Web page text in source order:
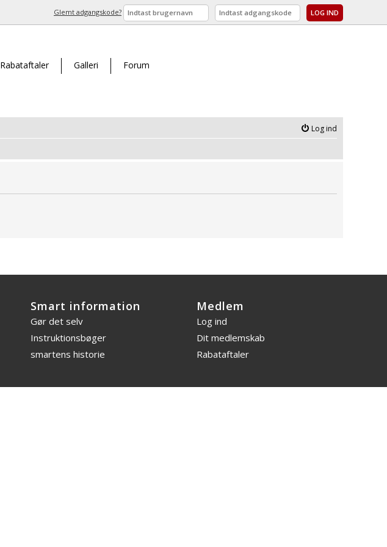
Glemt adgangskode?
Rabataftaler Galleri Forum
Log ind
Smart information
Gør det selv
Instruktionsbøger
smartens historie
Medlem
Log ind
Dit medlemskab
Rabataftaler